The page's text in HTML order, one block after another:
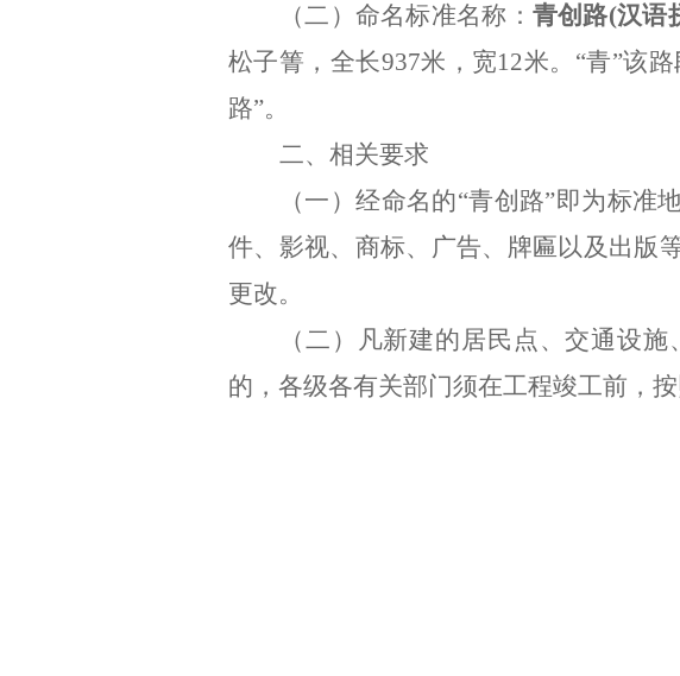
（二）命名标准名称： 青创路(汉语
松子箐，全长937米，宽12米。“青”该
路”。
二、相关要求
（一）经命名的“青创 路”即为标准
件、影视、商标、广告、牌匾以及出版
更改。
（二）凡新建的居民点、交通设
的，各级各有关部门须在工程竣工前，
新平彝